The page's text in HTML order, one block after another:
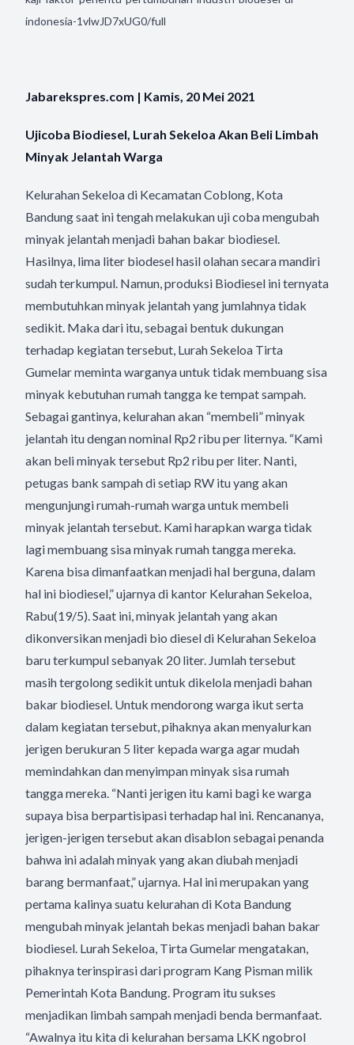
indonesia-1vlwJD7xUG0/full
Jabarekspres.com | Kamis, 20 Mei 2021
Ujicoba Biodiesel, Lurah Sekeloa Akan Beli Limbah
Minyak Jelantah Warga
Kelurahan Sekeloa di Kecamatan Coblong, Kota
Bandung saat ini tengah melakukan uji coba mengubah
minyak jelantah menjadi bahan bakar biodiesel.
Hasilnya, lima liter biodesel hasil olahan secara mandiri
sudah terkumpul. Namun, produksi Biodiesel ini ternyata
membutuhkan minyak jelantah yang jumlahnya tidak
sedikit. Maka dari itu, sebagai bentuk dukungan
terhadap kegiatan tersebut, Lurah Sekeloa Tirta
Gumelar meminta warganya untuk tidak membuang sisa
minyak kebutuhan rumah tangga ke tempat sampah.
Sebagai gantinya, kelurahan akan “membeli” minyak
jelantah itu dengan nominal Rp2 ribu per liternya. “Kami
akan beli minyak tersebut Rp2 ribu per liter. Nanti,
petugas bank sampah di setiap RW itu yang akan
mengunjungi rumah-rumah warga untuk membeli
minyak jelantah tersebut. Kami harapkan warga tidak
lagi membuang sisa minyak rumah tangga mereka.
Karena bisa dimanfaatkan menjadi hal berguna, dalam
hal ini biodiesel,” ujarnya di kantor Kelurahan Sekeloa,
Rabu(19/5). Saat ini, minyak jelantah yang akan
dikonversikan menjadi bio diesel di Kelurahan Sekeloa
baru terkumpul sebanyak 20 liter. Jumlah tersebut
masih tergolong sedikit untuk dikelola menjadi bahan
bakar biodiesel. Untuk mendorong warga ikut serta
dalam kegiatan tersebut, pihaknya akan menyalurkan
jerigen berukuran 5 liter kepada warga agar mudah
memindahkan dan menyimpan minyak sisa rumah
tangga mereka. “Nanti jerigen itu kami bagi ke warga
supaya bisa berpartisipasi terhadap hal ini. Rencananya,
jerigen-jerigen tersebut akan disablon sebagai penanda
bahwa ini adalah minyak yang akan diubah menjadi
barang bermanfaat,” ujarnya. Hal ini merupakan yang
pertama kalinya suatu kelurahan di Kota Bandung
mengubah minyak jelantah bekas menjadi bahan bakar
biodiesel. Lurah Sekeloa, Tirta Gumelar mengatakan,
pihaknya terinspirasi dari program Kang Pisman milik
Pemerintah Kota Bandung. Program itu sukses
menjadikan limbah sampah menjadi benda bermanfaat.
“Awalnya itu kita di kelurahan bersama LKK ngobrol